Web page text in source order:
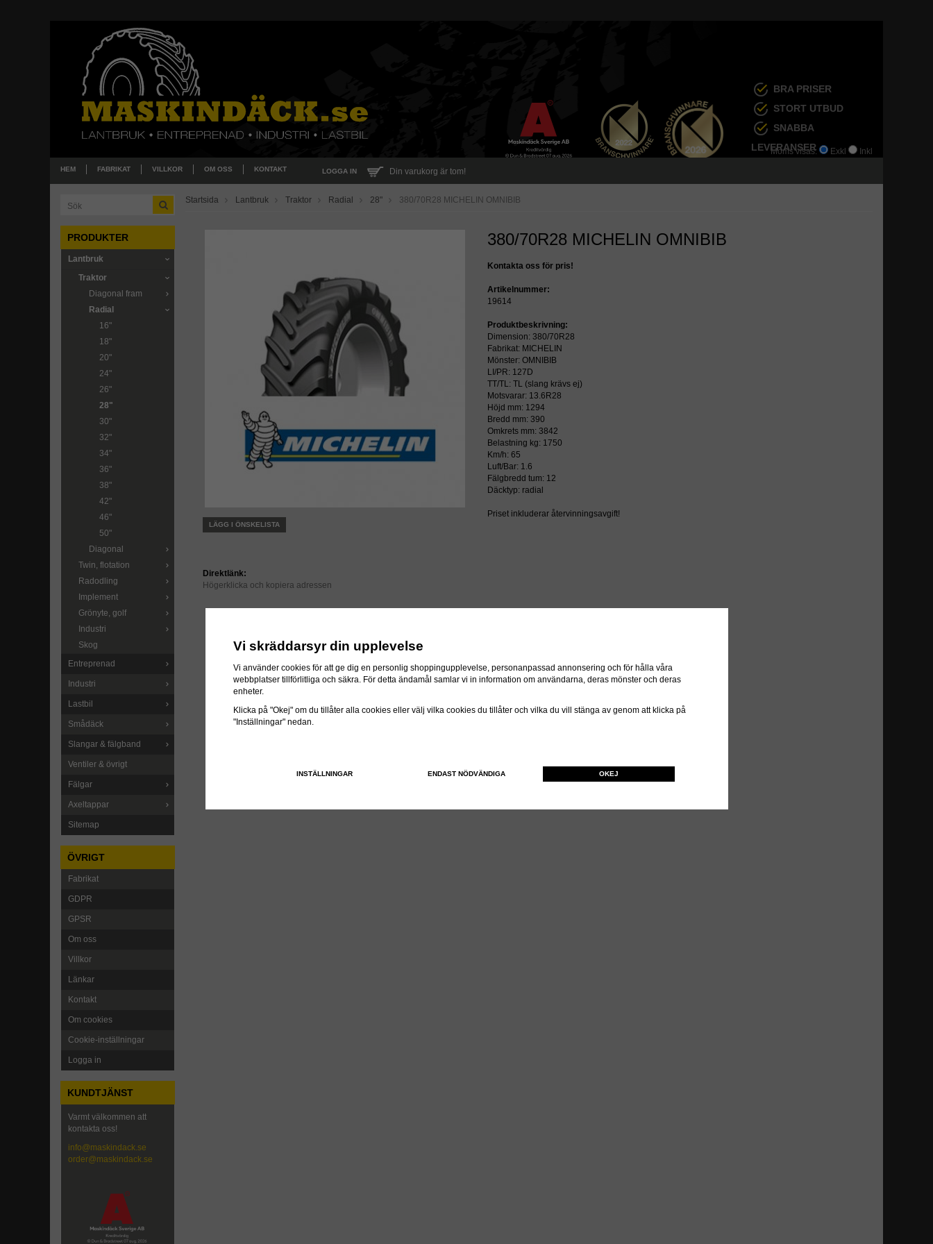
BRA PRISER
STORT UTBUD
SNABBA
LEVERANSER
Moms visas: Exkl Inkl
HEM FABRIKAT VILLKOR OM OSS KONTAKT LOGGA IN Din varukorg är tom!
PRODUKTER
Lantbruk
Traktor
Diagonal fram
Radial
16"
18"
20"
24"
26"
28"
30"
32"
34"
36"
38"
42"
46"
50"
Diagonal
Twin, flotation
Radodling
Implement
Grönyte, golf
Industri
Skog
Entreprenad
Industri
Lastbil
Smådäck
Slangar & fälgband
Ventiler & övrigt
Fälgar
Axeltappar
Sitemap
ÖVRIGT
Fabrikat
GDPR
GPSR
Om oss
Villkor
Länkar
Kontakt
Om cookies
Cookie-inställningar
Logga in
KUNDTJÄNST
Varmt välkommen att
kontakta oss!
info@maskindack.se
order@maskindack.se
Startsida Lantbruk Traktor Radial 28" 380/70R28 MICHELIN OMNIBIB
LÄGG I ÖNSKELISTA
Direktlänk:
Högerklicka och kopiera adressen
380/70R28 MICHELIN OMNIBIB
Kontakta oss för pris!
Artikelnummer:
19614
Produktbeskrivning:
Dimension: 380/70R28
Fabrikat: MICHELIN
Mönster: OMNIBIB
LI/PR: 127D
TT/TL: TL (slang krävs ej)
Motsvarar: 13.6R28
Höjd mm: 1294
Bredd mm: 390
Omkrets mm: 3842
Belastning kg: 1750
Km/h: 65
Luft/Bar: 1.6
Fälgbredd tum: 12
Däcktyp: radial
Priset inkluderar återvinningsavgift!
Vi skräddarsyr din upplevelse
Vi använder cookies för att ge dig en personlig shoppingupplevelse, personanpassad annonsering och för hålla våra
webbplatser tillförlitliga och säkra. För detta ändamål samlar vi in information om användarna, deras mönster och deras
enheter.
Klicka på "Okej" om du tillåter alla cookies eller välj vilka cookies du tillåter och vilka du vill stänga av genom att klicka på
"Inställningar" nedan.
INSTÄLLNINGAR ENDAST NÖDVÄNDIGA OKEJ